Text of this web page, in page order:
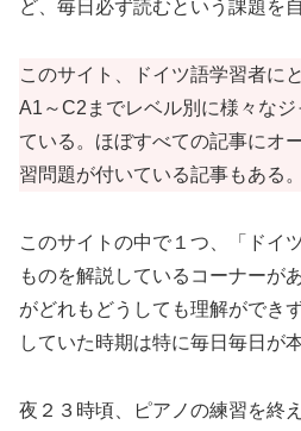
ど、毎日必ず読むという課題を
このサイト、ドイツ語学習者に
A1～C2までレベル別に様々な
ている。ほぼすべての記事にオ
習問題が付いている記事もある
このサイトの中で１つ、「ドイ
ものを解説しているコーナーが
がどれもどうしても理解ができ
していた時期は特に毎日毎日が
夜２３時頃、ピアノの練習を終